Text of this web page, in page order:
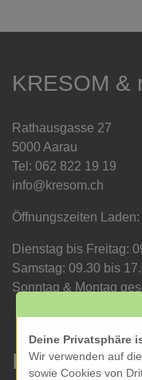
KRESOM &
Rathausgasse 27
5000 Aarau
Tel: 062 822 19 19
info@kresom.ch
Öffnungszeiten Laden:
Dienstag bis Freitag:
Samstag: 09.30 bis
Sonntag & Montag
Deine Privatsphäre
Wir verwenden auf
sowie Cookies von